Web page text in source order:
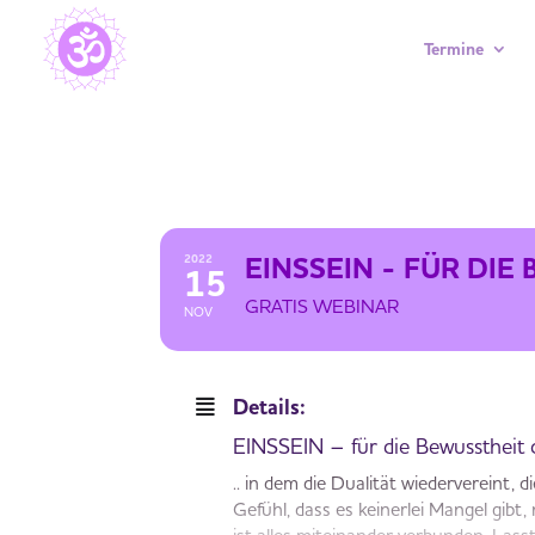
Termine
2022
15
NOV
EINSSEIN - FÜR DIE
GRATIS WEBINAR
Details:
EINSSEIN – für die Bewusstheit
.. in dem die Dualität wiedervereint,
Gefühl, dass es keinerlei Mangel